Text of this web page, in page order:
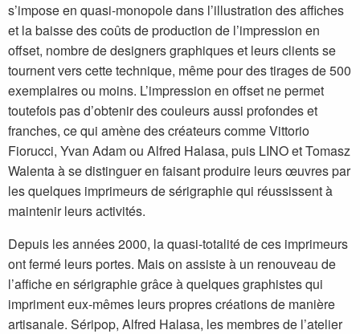
s’impose en quasi-monopole dans l’illustration des affiches
et la baisse des coûts de production de l’impression en
offset, nombre de designers graphiques et leurs clients se
tournent vers cette technique, même pour des tirages de 500
exemplaires ou moins. L’impression en offset ne permet
toutefois pas d’obtenir des couleurs aussi profondes et
franches, ce qui amène des créateurs comme Vittorio
Fiorucci, Yvan Adam ou Alfred Halasa, puis LINO et Tomasz
Walenta à se distinguer en faisant produire leurs œuvres par
les quelques imprimeurs de sérigraphie qui réussissent à
maintenir leurs activités.
Depuis les années 2000, la quasi-totalité de ces imprimeurs
ont fermé leurs portes. Mais on assiste à un renouveau de
l’affiche en sérigraphie grâce à quelques graphistes qui
impriment eux-mêmes leurs propres créations de manière
artisanale. Séripop, Alfred Halasa, les membres de l’atelier